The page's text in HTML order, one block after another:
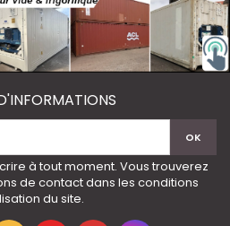
à tout moment. Vous trouverez
de contact dans les conditions
du site.